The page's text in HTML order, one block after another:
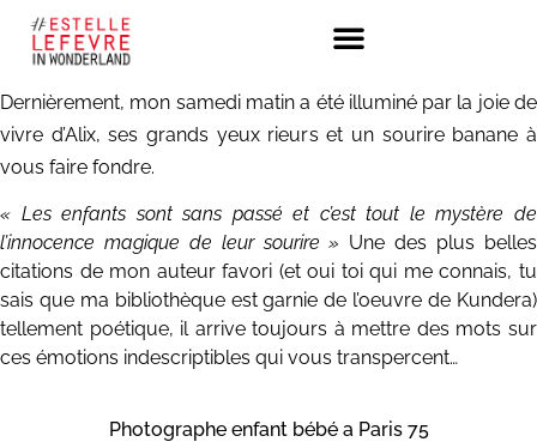
Dernièrement, mon samedi matin a été illuminé par la joie de
vivre d’Alix, ses grands yeux rieurs et un sourire banane à
vous faire fondre.
« Les enfants sont sans passé et c’est tout le mystère de
l’innocence magique de leur sourire » Une des plus belles
citations de mon auteur favori (et oui toi qui me connais, tu
sais que ma bibliothèque est garnie de l’oeuvre de Kundera)
tellement poétique, il arrive toujours à mettre des mots sur
ces émotions indescriptibles qui vous transpercent…
Photographe enfant bébé a Paris 75